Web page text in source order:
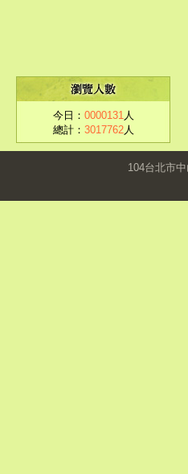
今日： 0000131 人
總計： 3017762人
104台北市